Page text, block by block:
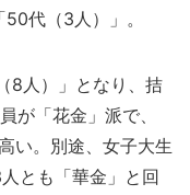
代（3人）」。
8人）」となり、拮
が「花金」派で、
い。別途、女子大生
とも「華金」と回